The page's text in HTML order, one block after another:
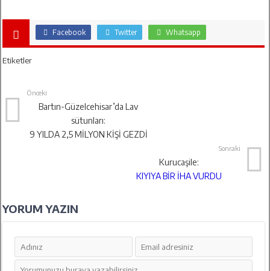
Facebook Twitter Whatsapp
Etiketler
Önceki
Bartın-Güzelcehisar’da Lav
sütunları:
9 YILDA 2,5 MİLYON KİŞİ GEZDİ
Sonraki
Kurucaşile:
KIYIYA BİR İHA VURDU
YORUM YAZIN